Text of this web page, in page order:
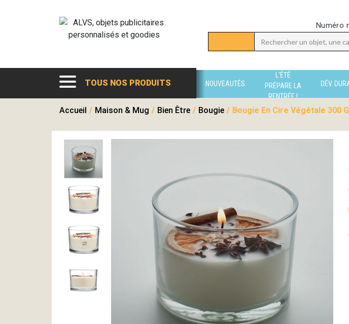
Numéro
TOUS NOS PRODUITS NOUVEAUTÉS
L'ÉTÉ
PRÉPARE LA
RENTRÉE !
DÉV.
Accueil / Maison & Mug / Bien Être / Bougie / Bougie En Cire Végétale 300